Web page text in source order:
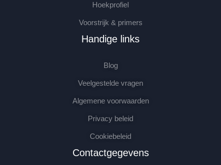
Hoekprofiel
Voorstrijk & primers
Handige links
Blog
Veelgestelde vragen
Algemene voorwaarden
Privacy beleid
Cookiebeleid
Contactgegevens